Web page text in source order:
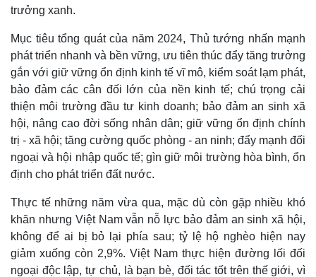
trưởng xanh.
Mục tiêu tổng quát của năm 2024, Thủ tướng nhấn mạnh
phát triển nhanh và bền vững, ưu tiên thúc đẩy tăng trưởng
gắn với giữ vững ổn định kinh tế vĩ mô, kiểm soát lạm phát,
bảo đảm các cân đối lớn của nền kinh tế; chú trọng cải
thiện môi trường đầu tư kinh doanh; bảo đảm an sinh xã
hội, nâng cao đời sống nhân dân; giữ vững ổn định chính
trị - xã hội; tăng cường quốc phòng - an ninh; đẩy mạnh đối
ngoại và hội nhập quốc tế; gìn giữ môi trường hòa bình, ổn
định cho phát triển đất nước.
Thực tế những năm vừa qua, mặc dù còn gặp nhiều khó
khăn nhưng Việt Nam vẫn nỗ lực bảo đảm an sinh xã hội,
không để ai bị bỏ lại phía sau; tỷ lệ hộ nghèo hiện nay
giảm xuống còn 2,9%. Việt Nam thực hiện đường lối đối
ngoại độc lập, tự chủ, là bạn bè, đối tác tốt trên thế giới, vì